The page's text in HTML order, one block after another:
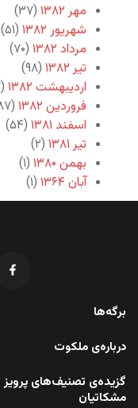
مهر ۱۳۸۲
(۳۷)
شهریور ۱۳۸۲
(۵۱)
مرداد ۱۳۸۲
(۷۰)
تیر ۱۳۸۲
(۹۸)
اردیبهشت ۱۳۸۲
(۶۷)
فروردین ۱۳۸۲
(۸۷)
اسفند ۱۳۸۱
(۵۴)
تیر ۱۳۸۱
(۲)
بهمن ۱۳۸۰
(۱)
آبان ۱۳۶۴
(۱)
برگه‌ها
درباره‌ی ملکوت
گزیده‌ی تصنیف‌های پرویز
مشکاتیان